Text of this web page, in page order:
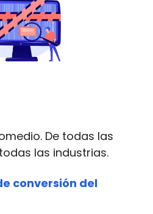
De todas las
las industrias.
conversión del